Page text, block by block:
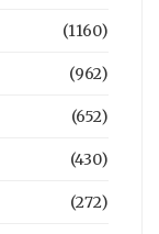
(1160)
(962)
(652)
(430)
(272)